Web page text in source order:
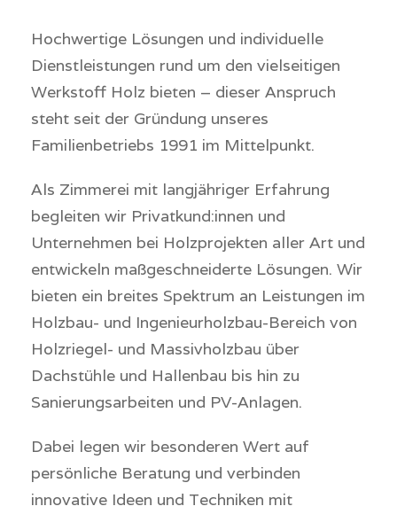
Hochwertige Lösungen und individuelle
Dienstleistungen rund um den vielseitigen
Werkstoff Holz bieten – dieser Anspruch
steht seit der Gründung unseres
Familienbetriebs 1991 im Mittelpunkt.
Als Zimmerei mit langjähriger Erfahrung
begleiten wir Privatkund:innen und
Unternehmen bei Holzprojekten aller Art und
entwickeln maßgeschneiderte Lösungen. Wir
bieten ein breites Spektrum an Leistungen im
Holzbau- und Ingenieurholzbau-Bereich von
Holzriegel- und Massivholzbau über
Dachstühle und Hallenbau bis hin zu
Sanierungsarbeiten und PV-Anlagen.
Dabei legen wir besonderen Wert auf
persönliche Beratung und verbinden
innovative Ideen und Techniken mit